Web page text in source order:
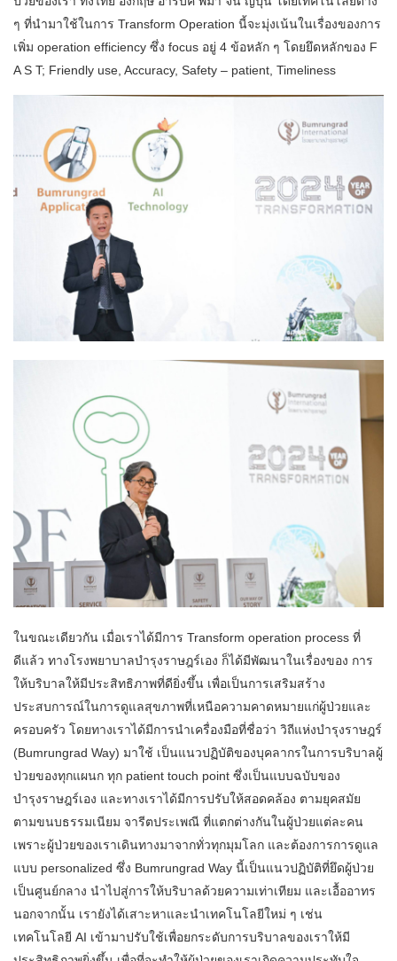
ๆ ที่นำมาใช้ในการ Transform Operation นี้จะมุ่งเน้นในเรื่องของการ
เพิ่ม operation efficiency ซึ่ง focus อยู่ 4 ข้อหลัก ๆ โดยยึดหลักของ F
A S T; Friendly use, Accuracy, Safety – patient, Timeliness
ในขณะเดียวกัน เมื่อเราได้มีการ Transform operation process ที่
ดีแล้ว ทางโรงพยาบาลบำรุงราษฎร์เอง ก็ได้มีพัฒนาในเรื่องของ การ
ให้บริบาลให้มีประสิทธิภาพที่ดียิ่งขึ้น เพื่อเป็นการเสริมสร้าง
ประสบการณ์ในการดูแลสุขภาพที่เหนือความคาดหมายแก่ผู้ป่วยและ
ครอบครัว โดยทางเราได้มีการนำเครื่องมือที่ชื่อว่า วิถีแห่งบำรุงราษฎร์
(Bumrungrad Way) มาใช้ เป็นแนวปฏิบัติของบุคลากรในการบริบาลผู้
ป่วยของทุกแผนก ทุก patient touch point ซึ่งเป็นแบบฉบับของ
บำรุงราษฎร์เอง และทางเราได้มีการปรับให้สอดคล้อง ตามยุคสมัย
ตามขนบธรรมเนียม จารีตประเพณี ที่แตกต่างกันในผู้ป่วยแต่ละคน
เพราะผู้ป่วยของเราเดินทางมาจากทั่วทุกมุมโลก และต้องการการดูแล
แบบ personalized ซึ่ง Bumrungrad Way นี้เป็นแนวปฏิบัติที่ยึดผู้ป่วย
เป็นศูนย์กลาง นำไปสู่การให้บริบาลด้วยความเท่าเทียม และเอื้ออาทร
นอกจากนั้น เรายังได้เสาะหาและนำเทคโนโลยีใหม่ ๆ เช่น
เทคโนโลยี AI เข้ามาปรับใช้เพื่อยกระดับการบริบาลของเราให้มี